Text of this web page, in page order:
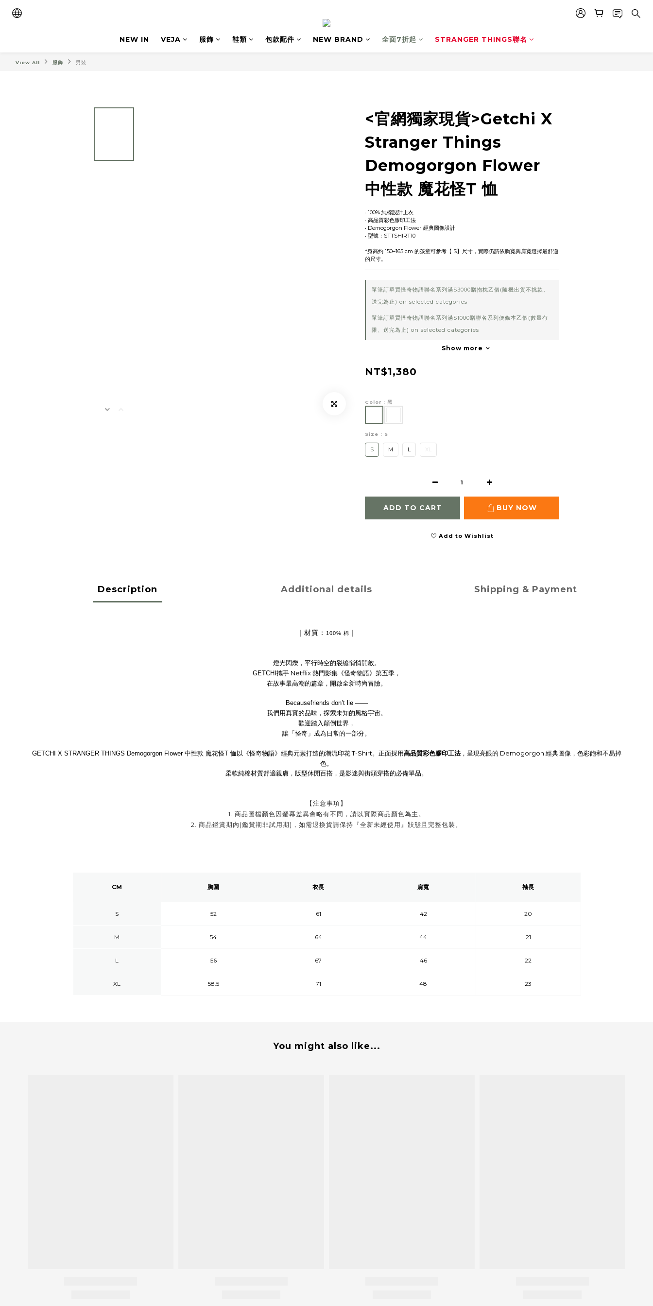
NEW IN VEJA 服飾 鞋類 包款配件 NEW BRAND 全面7折起 STRANGER THINGS聯名
View All 服飾 男裝
<官網獨家現貨>Getchi X
Stranger Things
Demogorgon Flower
中性款 魔花怪T 恤
‧ 100% 純棉設計上衣
‧ 高品質彩色膠印工法
‧ Demogorgon Flower 經典圖像設計
‧ 型號：STTSHIRT10
*身高約 150–165 cm 的孩童可參考【 S】尺寸，實際仍請依胸寬與肩寬選擇最舒適
的尺寸。
單筆訂單買怪奇物語聯名系列滿$3000贈抱枕乙個(隨機出貨不挑款、
送完為止) on selected categories
單筆訂單買怪奇物語聯名系列滿$1000贈聯名系列便條本乙個(數量有
限、送完為止) on selected categories
Show more
NT$1,380
Color : 黑
Size : S
S M L XL
ADD TO CART BUY NOW
Add to Wishlist
Description Additional details Shipping & Payment
｜材質： 100% 棉 ｜
燈光閃爍，平行時空的裂縫悄悄開啟。
GETCHI 攜手Netflix 熱門影集《怪奇物語》第五季，
在故事最高潮的篇章，開啟全新時尚冒險。
Becausefriends don’t lie ——
我們用真實的品味，探索未知的風格宇宙。
歡迎踏入顛倒世界，
讓「怪奇」成為日常的一部分。
GETCHI X STRANGER THINGS Demogorgon Flower 中性款 魔花怪T 恤 以《怪奇物語》經典元素打造的潮流印花T-Shirt。正面採用高品質彩色膠印工法，呈現亮眼的 Demogorgon 經典圖像，色彩飽和不易掉
色。
柔軟純棉材質舒適親膚，版型休閒百搭，是影迷與街頭穿搭的必備單品。
【注意事項】
1. 商品圖檔顏色因螢幕差異會略有不同，請以實際商品顏色為主。
2. 商品鑑賞期內(鑑賞期非試用期)，如需退換貨請保持『全新未經使用』狀態且完整包裝。
CM 胸圍 衣長 肩寬 袖長
S 52 61 42 20
M 54 64 44 21
L 56 67 46 22
XL 58.5 71 48 23
You might also like...
BUY NOW